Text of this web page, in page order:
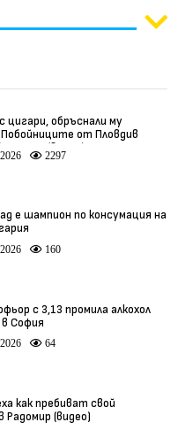
цигари, обръснали му
от Пловдив
(видео)
2297
е шампион по консумация на
160
с 3,13 промила алкохол
в София
64
как пребиват свой
Радомир (видео)